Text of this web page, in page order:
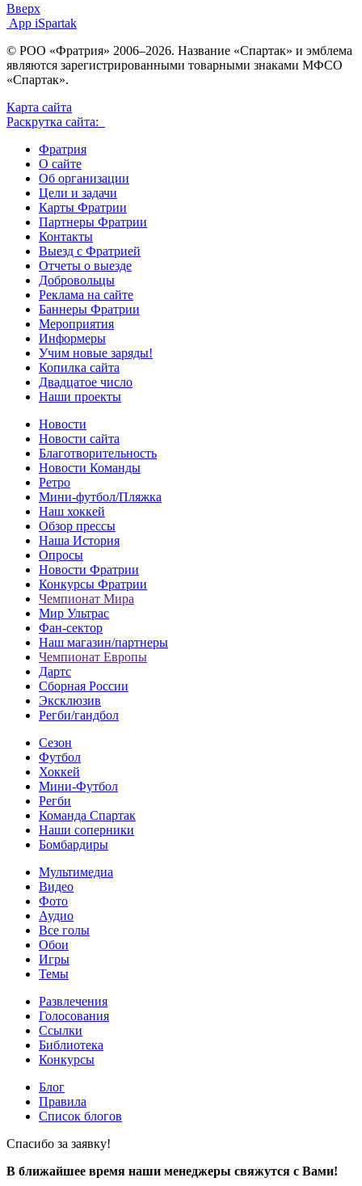
Вверх
App iSpartak
© РОО «Фратрия» 2006–2026. Название «Спартак» и эмблема
являются зарегистрированными товарными знаками МФСО
«Спартак».
Карта сайта
Раскрутка сайта:
Фратрия
О сайте
Об организации
Цели и задачи
Карты Фратрии
Партнеры Фратрии
Контакты
Выезд с Фратрией
Отчеты о выезде
Добровольцы
Реклама на сайте
Баннеры Фратрии
Мероприятия
Информеры
Учим новые заряды!
Копилка сайта
Двадцатое число
Наши проекты
Новости
Новости сайта
Благотворительность
Новости Команды
Ретро
Мини-футбол/Пляжка
Наш хоккей
Обзор прессы
Наша История
Опросы
Новости Фратрии
Конкурсы Фратрии
Чемпионат Мира
Мир Ультрас
Фан-cектор
Наш магазин/партнеры
Чемпионат Европы
Дартс
Сборная России
Эксклюзив
Регби/гандбол
Сезон
Футбол
Хоккей
Мини-Футбол
Регби
Команда Спартак
Наши соперники
Бомбардиры
Мультимедиа
Видео
Фото
Аудио
Все голы
Обои
Игры
Темы
Развлечения
Голосования
Ссылки
Библиотека
Конкурсы
Блог
Правила
Список блогов
Спасибо за заявку!
В ближайшее время наши менеджеры свяжутся с Вами!